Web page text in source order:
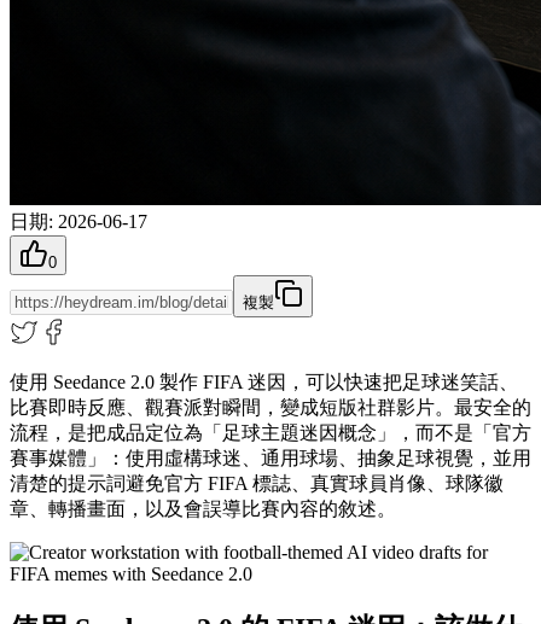
日期: 2026-06-17
0
複製
使用 Seedance 2.0 製作 FIFA 迷因，可以快速把足球迷笑話、
比賽即時反應、觀賽派對瞬間，變成短版社群影片。最安全的
流程，是把成品定位為「足球主題迷因概念」，而不是「官方
賽事媒體」：使用虛構球迷、通用球場、抽象足球視覺，並用
清楚的提示詞避免官方 FIFA 標誌、真實球員肖像、球隊徽
章、轉播畫面，以及會誤導比賽內容的敘述。